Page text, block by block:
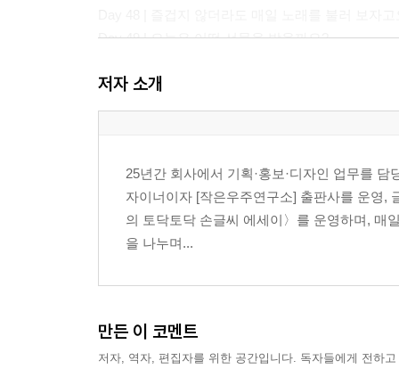
Day 49 | 오늘은 어떤 선물을 받을까요?
... (중략) ...
Day 92 | 긍정이 꼭 필요한 이유
Day 93 | 미움도 내 감정이에요
Day 94 | 행복을 부르는 작은 습관들
Day 95 | 부자가 되고 싶다면 웃으세요
Day 136 | 아침의 첫 걸음은 긍정으로
Day 137 | 미루지 않아야 하는 이유
저자 소개
25년간 회사에서 기획·홍보·디자인 업무를
자이너이자 [작은우주연구소] 출판사를 운영
의 토닥토닥 손글씨 에세이〉를 운영하며,
을 나누며...
만든 이 코멘트
저자, 역자, 편집자를 위한 공간입니다. 독자들에게 전하